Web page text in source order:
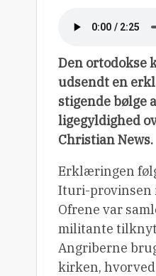
Den ortodokse
udsendt en
stigende bølge
ligegyldighed
Christian News.
Erklæringen
Ituri-provinsen
Ofrene var
militante
Angriberne
kirken,